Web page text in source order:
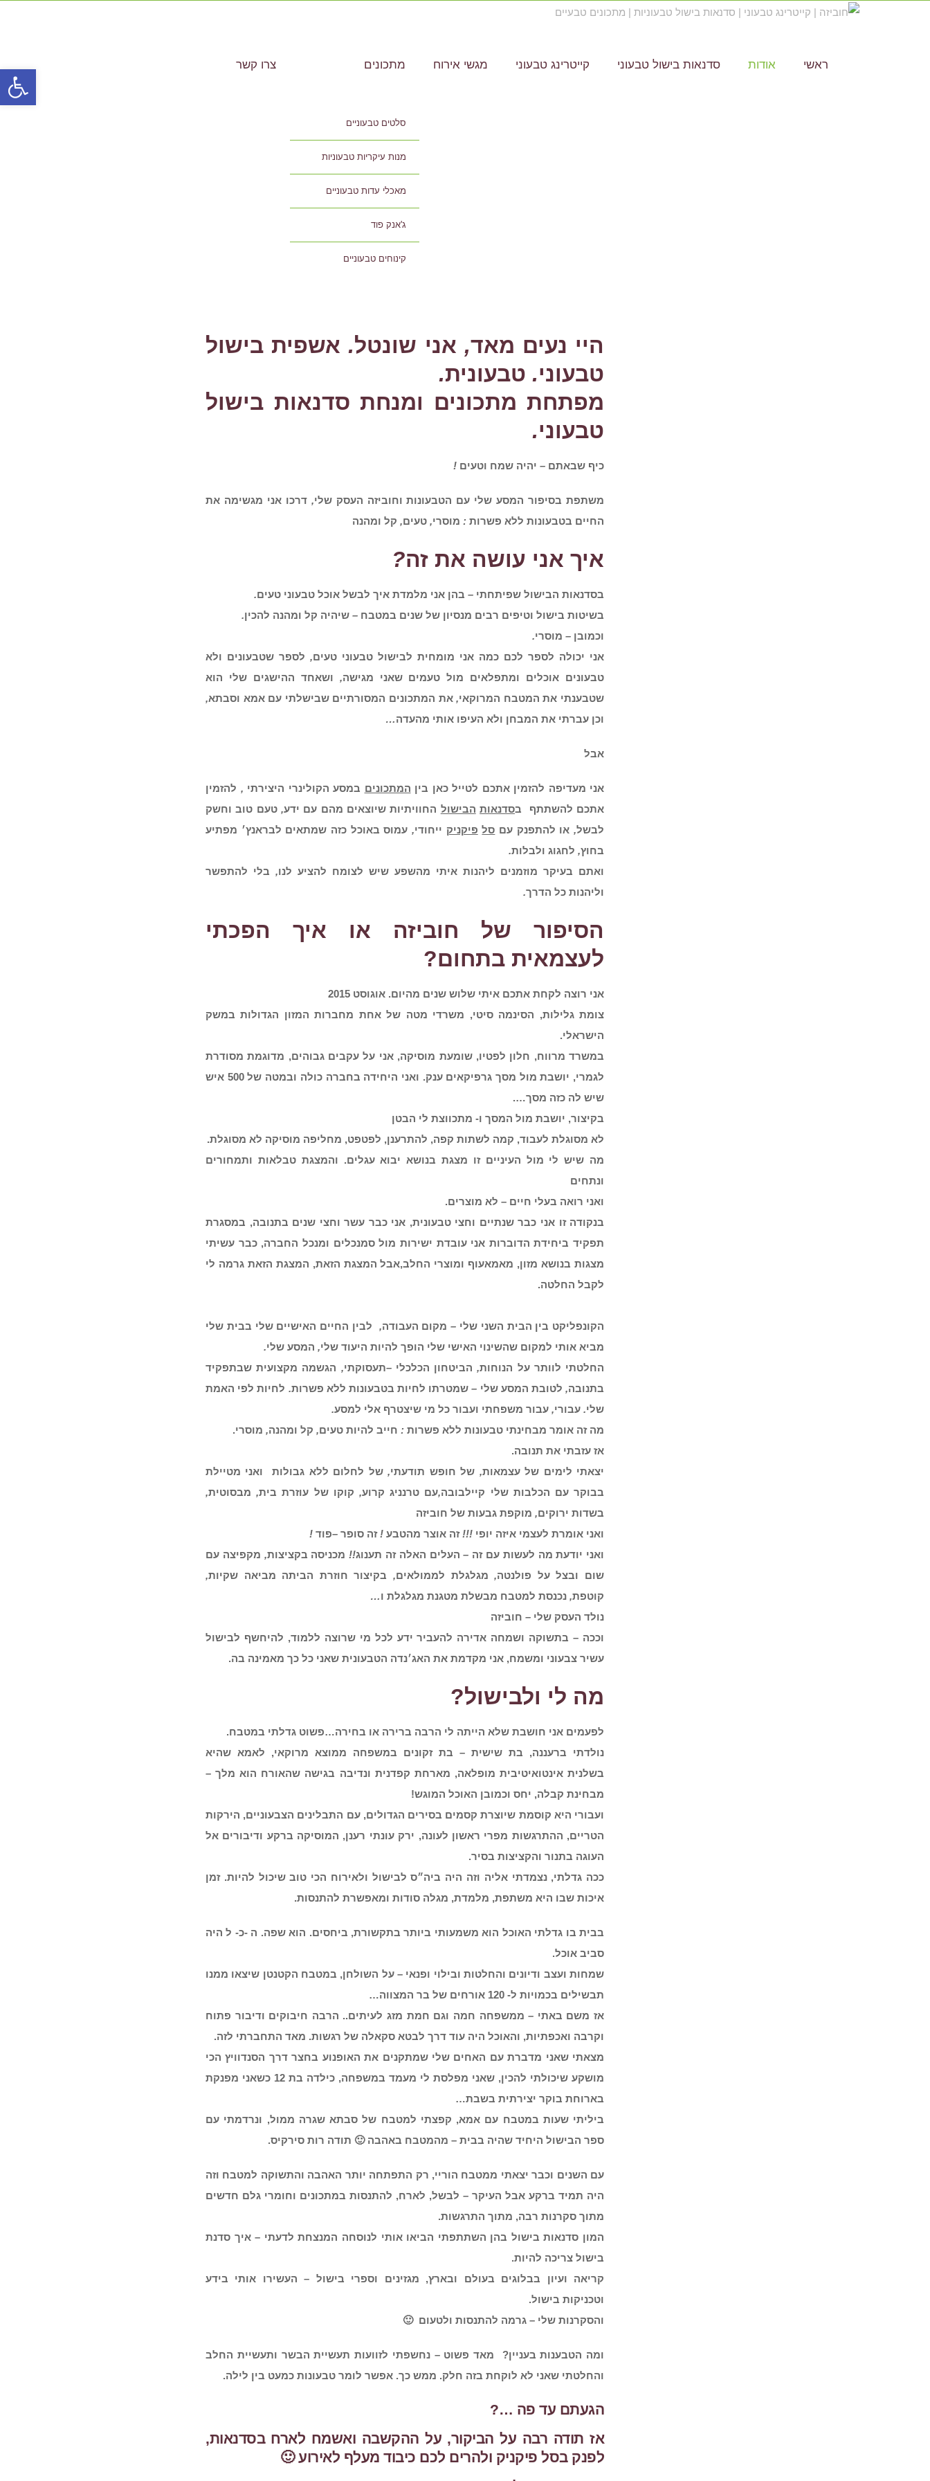
ראשי אודות סדנאות בישול טבעוני קייטרינג טבעוני מגשי אירוח מתכונים
סלטים טבעוניים
מנות עיקריות טבעוניות
מאכלי עדות טבעוניים
ג'אנק פוד
קינוחים טבעוניים
צרו קשר
היי נעים מאד, אני שונטל. אשפית בישול
טבעוני. טבעונית.
מפתחת מתכונים ומנחת סדנאות בישול
טבעוני.
כיף שבאתם – יהיה שמח וטעים !
משתפת בסיפור המסע שלי עם הטבעונות וחוביזה העסק שלי,דרכו אני מגשימה את
החיים בטבעונות ללא פשרות: מוסרי, טעים, קל ומהנה
איך אני עושה את זה?
בסדנאות הבישול שפיתחתי – בהן אני מלמדת איך לבשל אוכל טבעוני טעים.
בשיטות בישול וטיפים רבים מנסיון של שנים במטבח – שיהיה קל ומהנה להכין.
וכמובן – מוסרי.
אני יכולה לספר לכם כמה אני מומחית לבישול טבעוני טעים, לספר שטבעונים ולא
טבעונים אוכלים ומתפלאים מול טעמים שאני מגישה, ושאחד ההישגים שלי הוא
שטבענתי את המטבח המרוקאי,את המתכונים המסורתיים שבישלתי עם אמא וסבתא,
וכן עברתי את המבחן ולא העיפו אותי מהעדה…
אבל
אני מעדיפה להזמין אתכם לטייל כאן בין המתכונים במסע הקולינרי היצירתי , להזמין
אתכם להשתתף
בסדנאות הבישול החוויתיות שיוצאים מהם עם ידע,טעם טוב וחשק
לבשל, או להתפנק עם סל פיקניק ייחודי, עמוס באוכל כזה שמתאים לבראנץ׳ מפתיע
בחוץ, לחגוג ולבלות.
ואתם בעיקר מוזמנים ליהנות איתי מהשפע שיש לצומח להציע לנו, בלי להתפשר
וליהנות כל הדרך.
הסיפור של חוביזה או איך הפכתי
לעצמאית בתחום?
אני רוצה לקחת אתכם איתי שלוש שנים מהיום. אוגוסט 2015
צומת גלילות, הסינמה סיטי, משרדי מטה של אחת מחברות המזון הגדולות במשק
הישראלי.
במשרד מרווח, חלון לפטיו, שומעת מוסיקה, אני על עקבים גבוהים, מדוגמת מסודרת
לגמרי, יושבת מול מסך גרפיקאים ענק. ואני היחידה בחברה כולה ובמטה של 500 איש
שיש לה כזה מסך….
בקיצור, יושבת מול המסך ו- מתכווצת לי הבטן
לא מסוגלת לעבוד, קמה לשתות קפה, להתרענן, לפטפט, מחליפה מוסיקה לא מסוגלת.
מה שיש לי מול העיניים זו מצגת בנושא יבוא עגלים. והמצגת טבלאות ותמחורים
ונתחים
ואני רואה בעלי חיים – לא מוצרים.
בנקודה זו אני כבר שנתיים וחצי טבעונית, אני כבר עשר וחצי שנים בתנובה, במסגרת
תפקיד ביחידת הדוברות אני עובדת ישירות מול סמנכלים ומנכל החברה, כבר עשיתי
מצגות בנושא מזון, מאמאעוף ומוצרי החלב,אבל המצגת הזאת, המצגת הזאת גרמה לי
לקבל החלטה.
הקונפליקט בין הבית השני שלי – מקום העבודה, לבין החיים האישיים שלי בבית שלי
מביא אותי למקום שהשינוי האישי שלי הופך להיות היעוד שלי, המסע שלי.
החלטתי לוותר על הנוחות, הביטחון הכלכלי –תעסוקתי, הגשמה מקצועית שבתפקיד
בתנובה, לטובת המסע שלי – שמטרתו לחיות בטבעונות ללא פשרות. לחיות לפי האמת
שלי. עבורי, עבור משפחתי ועבור כל מי שיצטרף אלי למסע.
מה זה אומר מבחינתי טבעונות ללא פשרות: חייב להיות טעים, קל ומהנה, מוסרי.
אז עזבתי את תנובה.
יצאתי לימים של עצמאות, של חופש תודעתי,של לחלום ללא גבולות
ואני מטיילת
בבוקר עם הכלבות שלי קיילבובה,עם טרנניג קרוע, קוקו של עוזרת בית, מבסוטית,
בשדות ירוקים, מוקפת גבעות של חוביזה
ואני אומרת לעצמי איזה יופי !!!זה אוצר מהטבע!זה סופר–פוד!
ואני יודעת מה לעשות עם זה – העלים האלה זה תענוג!! מכניסה בקציצות, מקפיצה עם
שום ובצל על פולנטה, מגלגלת לממולאים, בקיצור חוזרת הביתה מביאה שקיות,
קוטפת, נכנסת למטבח מבשלת מטגנת מגלגלת ו…
נולד העסק שלי – חוביזה
וככה – בתשוקה ושמחה אדירה להעביר ידע לכל מי שרוצה ללמוד, להיחשף לבישול
עשיר צבעוני ומשמח, אני מקדמת את האג׳נדה הטבעונית שאני כל כך מאמינה בה.
מה לי ולבישול?
לפעמים אני חושבת שלא הייתה לי הרבה ברירה או בחירה…פשוט גדלתי במטבח.
נולדתי ברעננה, בת שישית – בת זקונים במשפחה ממוצא מרוקאי, לאמא שהיא
בשלנית אינטואיטיבית מופלאה, מארחת קפדנית ונדיבה בגישה שהאורח הוא מלך –
מבחינת קבלה, יחס וכמובן האוכל המוגש!
ועבורי היא קוסמת שיוצרת קסמים בסירים הגדולים, עם התבלינים הצבעוניים, הירקות
הטריים, ההתרגשות מפרי ראשון לעונה, ירק עונתי רענן, המוסיקה ברקע ודיבורים אל
העוגה בתנור והקציצות בסיר.
ככה גדלתי, נצמדתי אליה וזה היה ביה״ס לבישול ולאירוח הכי טוב שיכול להיות. זמן
איכות שבו היא משתפת, מלמדת, מגלה סודות ומאפשרת להתנסות.
בבית בו גדלתי האוכל הוא משמעותי ביותר בתקשורת, ביחסים. הוא שפה. ה -כ- ל היה
סביב אוכל.
שמחות ועצב ודיונים והחלטות ובילוי ופנאי – על השולחן, במטבח הקטנטן שיצאו ממנו
תבשילים בכמויות ל- 120 אורחים של בר המצווה…
אז משם באתי – ממשפחה חמה וגם חמת מזג לעיתים.. הרבה חיבוקים ודיבור פתוח
וקרבה ואכפתיות, והאוכל היה עוד דרך לבטא סקאלה של רגשות. מאד התחברתי לזה.
מצאתי שאני מדברת עם האחים שלי שמתקנים את האופנוע בחצר דרך הסנדוויץ הכי
מושקע שיכולתי להכין, שאני מפלסת לי מעמד במשפחה, כילדה בת 12 כשאני מפנקת
בארוחת בוקר יצירתית בשבת…
ביליתי שעות במטבח עם אמא, קפצתי למטבח של סבתא שגרה ממול, ונרדמתי עם
ספר הבישול היחיד שהיה בבית – מהמטבח באהבה 🙂 תודה רות סירקיס.
עם השנים וכבר יצאתי ממטבח הוריי, רק התפתחה יותר האהבה והתשוקה למטבח וזה
היה תמיד ברקע אבל העיקר – לבשל, לארח, להתנסות במתכונים וחומרי גלם חדשים
מתוך סקרנות רבה, מתוך התרגשות.
המון סדנאות בישול בהן השתתפתי הביאו אותי לנוסחה המנצחת לדעתי – איך סדנת
בישול צריכה להיות.
קריאה ועיון בבלוגים בעולם ובארץ, מגזינים וספרי בישול – העשירו אותי בידע
וטכניקות בישול.
והסקרנות שלי – גרמה להתנסות ולטעום 🙂
ומה הטבענות בעניין? מאד פשוט – נחשפתי לזוועות תעשיית הבשר ותעשיית החלב
והחלטתי שאני לא לוקחת בזה חלק. ממש כך. אפשר לומר טבעונות כמעט בין לילה.
הגעתם עד פה …?
אז תודה רבה על הביקור, על ההקשבה ואשמח לארח בסדנאות,
לפנק בסל פיקניק ולהרים לכם כיבוד מעלף לאירוע 🙂
פתח